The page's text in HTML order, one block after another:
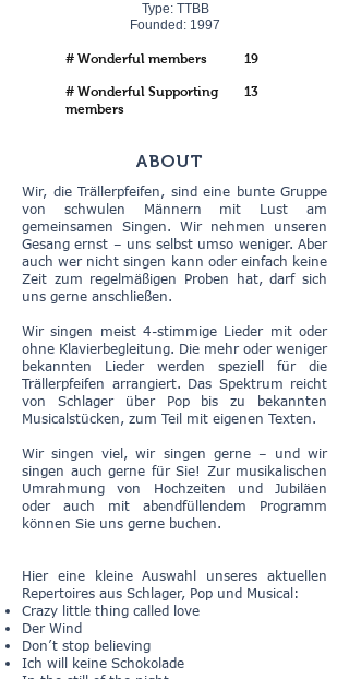
Type: TTBB
Founded: 1997
# Wonderful members 19
# Wonderful Supporting
members
13
ABOUT
Wir, die Trällerpfeifen, sind eine bunte Gruppe
von schwulen Männern mit Lust am
gemeinsamen Singen. Wir nehmen unseren
Gesang ernst – uns selbst umso weniger. Aber
auch wer nicht singen kann oder einfach keine
Zeit zum regelmäßigen Proben hat, darf sich
uns gerne anschließen.
Wir singen meist 4-stimmige Lieder mit oder
ohne Klavierbegleitung. Die mehr oder weniger
bekannten Lieder werden speziell für die
Trällerpfeifen arrangiert. Das Spektrum reicht
von Schlager über Pop bis zu bekannten
Musicalstücken, zum Teil mit eigenen Texten.
Wir singen viel, wir singen gerne – und wir
singen auch gerne für Sie! Zur musikalischen
Umrahmung von Hochzeiten und Jubiläen
oder auch mit abendfüllendem Programm
können Sie uns gerne buchen.
Hier eine kleine Auswahl unseres aktuellen
Repertoires aus Schlager, Pop und Musical:
Crazy little thing called love
Der Wind
Don’t stop believing
Ich will keine Schokolade